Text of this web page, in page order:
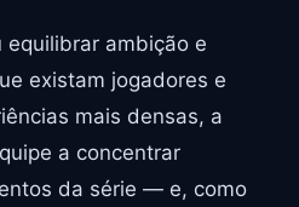
equilibrar ambição e
existam jogadores e
mais densas, a
a concentrar
da série — e, como